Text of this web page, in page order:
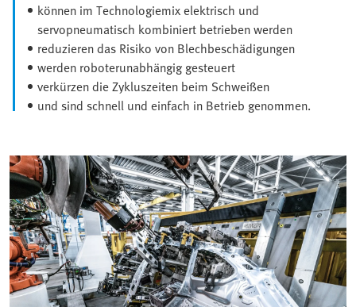
können im Technologiemix elektrisch und
servopneumatisch kombiniert betrieben werden
reduzieren das Risiko von Blechbeschädigungen
werden roboterunabhängig gesteuert
verkürzen die Zykluszeiten beim Schweißen
und sind schnell und einfach in Betrieb genommen.